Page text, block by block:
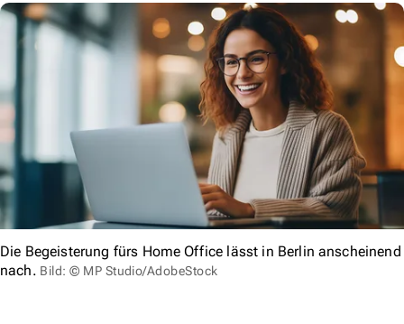
Die Begeisterung fürs Home Office lässt in Berlin anscheinend
nach. Bild: © MP Studio/AdobeStock